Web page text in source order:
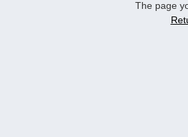
The page